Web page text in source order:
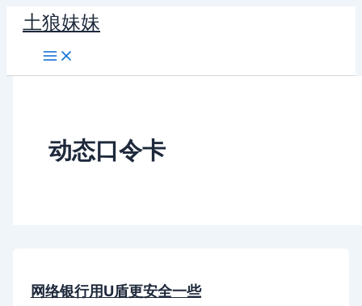
容
土狼妹妹
动态口令卡
网络银行用U盾更安全一些